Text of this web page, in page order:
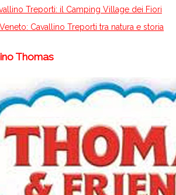
Treporti: il Camping Village dei Fiori
Cavallino Treporti tra natura e storia
Thomas